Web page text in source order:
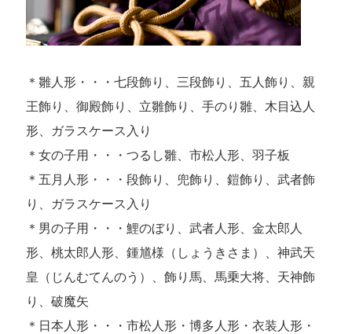
＊雛人形・・・七段飾り、三段飾り、五人飾り、親
王飾り、御殿飾り、立雛飾り、手のり雛、木目込人
形、ガラスケース入り
＊女の子用・・・つるし雛、市松人形、羽子板
＊五月人形・・・段飾り、兜飾り、鎧飾り、武者飾
り、ガラスケース入り
＊男の子用・・・鯉のぼり、武者人形、金太郎人
形、桃太郎人形、鍾馗様（しょうきさま）、神武天
皇（じんむてんのう）、飾り馬、馬乗大将、天神飾
り、破魔矢
＊日本人形・・・市松人形・博多人形・衣装人形・